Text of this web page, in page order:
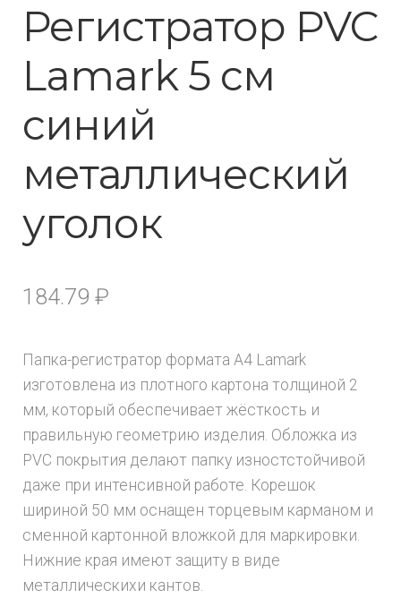
Регистратор PVC
Lamark 5 см
синий
металлический
уголок
184.79 ₽
Папка-регистратор формата А4 Lamark
изготовлена из плотного картона толщиной 2
мм, который обеспечивает жёсткость и
правильную геометрию изделия. Обложка из
PVC покрытия делают папку изностстойчивой
даже при интенсивной работе. Корешок
шириной 50 мм оснащен торцевым карманом и
сменной картонной вложкой для маркировки.
Нижние края имеют защиту в виде
металлическихи кантов.